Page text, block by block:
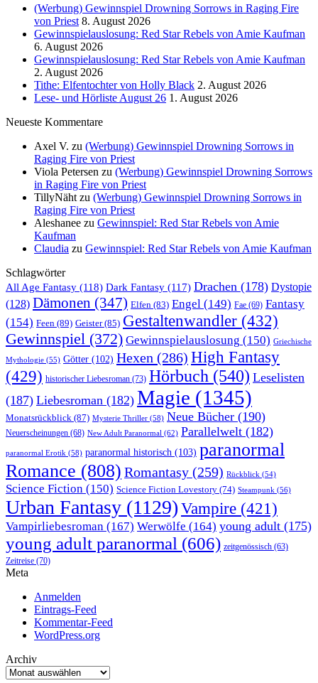
(Werbung) Gewinnspiel Drowning Sorrows in Raging Fire
von Priest 8. August 2026
Gewinnspielauslosung: Red Star Rebels von Amie Kaufman
6. August 2026
Gewinnspielauslosung: Red Star Rebels von Amie Kaufman
2. August 2026
Tithe: Elfentochter von Holly Black 2. August 2026
Lese- und Hörliste August 26 1. August 2026
Neueste Kommentare
Axel V. zu (Werbung) Gewinnspiel Drowning Sorrows in
Raging Fire von Priest
Viola Petersen zu (Werbung) Gewinnspiel Drowning Sorrows
in Raging Fire von Priest
TillyNäht zu (Werbung) Gewinnspiel Drowning Sorrows in
Raging Fire von Priest
Aleshanee zu Gewinnspiel: Red Star Rebels von Amie
Kaufman
Claudia zu Gewinnspiel: Red Star Rebels von Amie Kaufman
Schlagwörter
All Age Fantasy (118) Dark Fantasy (117) Drachen (178) Dystopie
(128) Dämonen (347) Elfen (83) Engel (149) Fae (69) Fantasy
(154) Feen (89) Geister(85) Gestaltenwandler (432)
Gewinnspiel (372) Gewinnspielauslosung (150) Griechische
Mythologie (55) Götter (102) Hexen (286) High Fantasy
(429) historischer Liebesroman (73) Hörbuch (540) Leselisten
(187) Liebesroman (182) Magie (1345)
Monatsrückblick (87) Mysterie Thriller (58) Neue Bücher (190)
Neuerscheinungen (68) New Adult Paranormal (62) Parallelwelt (182)
paranormal Erotik (58) paranormal historisch (103) paranormal
Romance (808) Romantasy (259) Rückblick (54)
Science Fiction (150) Science Fiction Lovestory (74) Steampunk (56)
Urban Fantasy (1129) Vampire (421)
Vampirliebesroman (167) Werwölfe (164) young adult (175)
young adult paranormal (606) zeitgenössisch (63)
Zeitreise (70)
Meta
Anmelden
Eintrags-Feed
Kommentar-Feed
WordPress.org
Archiv
Archiv